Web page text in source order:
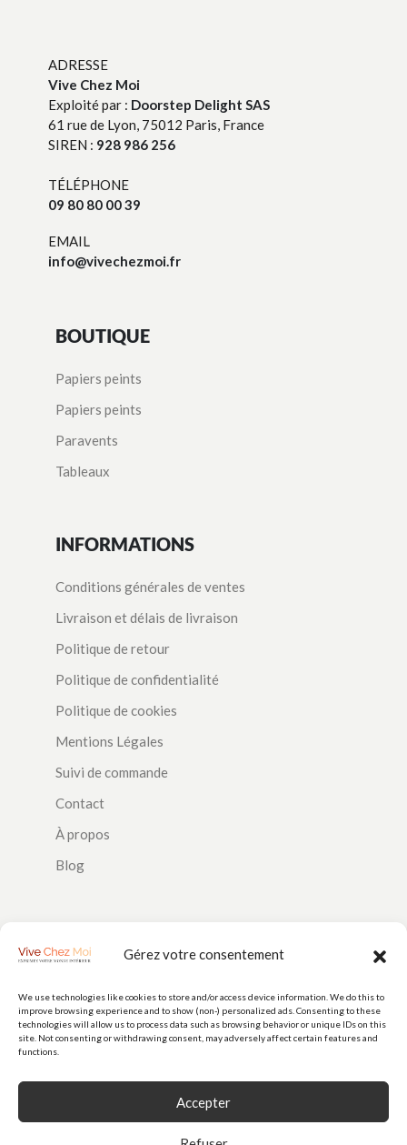
Gérez votre consentement
We use technologies like cookies to store and/or access device information. We do this to
improve browsing experience and to show (non-) personalized ads. Consenting to these
technologies will allow us to process data such as browsing behavior or unique IDs on this
site. Not consenting or withdrawing consent, may adversely affect certain features and
functions.
Accepter
ADRESSE
Vive Chez Moi
Exploité par : Doorstep Delight SAS
61 rue de Lyon, 75012 Paris, France
SIREN : 928 986 256
TÉLÉPHONE
09 80 80 00 39
EMAIL
info@vivechezmoi.fr
BOUTIQUE
Papiers peints
Papiers peints
Paravents
Tableaux
INFORMATIONS
Conditions générales de ventes
Livraison et délais de livraison
Politique de retour
Politique de confidentialité
Politique de cookies
Mentions Légales
Suivi de commande
Contact
À propos
Blog
PAIEMENTS